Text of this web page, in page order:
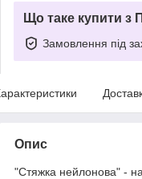
Що таке купити з
Замовлення під
Опис
"Стяжка нейлонова" -